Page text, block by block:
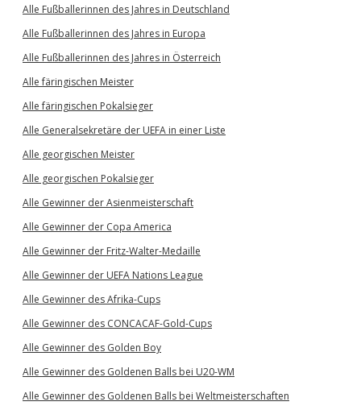
Alle Fußballerinnen des Jahres in Deutschland
Alle Fußballerinnen des Jahres in Europa
Alle Fußballerinnen des Jahres in Österreich
Alle färingischen Meister
Alle färingischen Pokalsieger
Alle Generalsekretäre der UEFA in einer Liste
Alle georgischen Meister
Alle georgischen Pokalsieger
Alle Gewinner der Asienmeisterschaft
Alle Gewinner der Copa America
Alle Gewinner der Fritz-Walter-Medaille
Alle Gewinner der UEFA Nations League
Alle Gewinner des Afrika-Cups
Alle Gewinner des CONCACAF-Gold-Cups
Alle Gewinner des Golden Boy
Alle Gewinner des Goldenen Balls bei U20-WM
Alle Gewinner des Goldenen Balls bei Weltmeisterschaften